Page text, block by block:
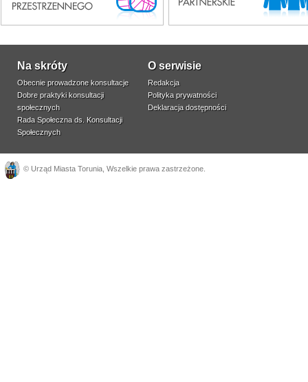
Na skróty
Obecnie prowadzone konsultacje
Dobre praktyki konsultacji
społecznych
Rada Społeczna ds. Konsultacji
Społecznych
O serwisie
Redakcja
Polityka prywatności
Deklaracja dostępności
© Urząd Miasta Torunia , Wszelkie prawa zastrzeżone.